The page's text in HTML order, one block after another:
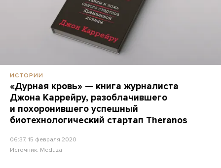
ИСТОРИИ
«Дурная кровь» — книга журналиста
Джона Каррейру, разоблачившего
и похоронившего успешный
биотехнологический стартап Theranos
06:37, 15 февраля 2020
Источник: Meduza